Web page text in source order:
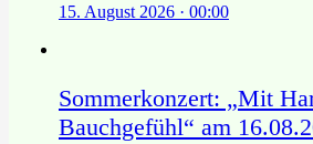
15. August 2026 · 00:00
Sommerkonzert: „Mit
Bauchgefühl“ am